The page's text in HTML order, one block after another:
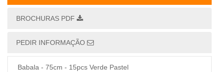
BROCHURAS PDF
PEDIR INFORMAÇÃO
Babala - 75cm - 15pcs Verde Pastel